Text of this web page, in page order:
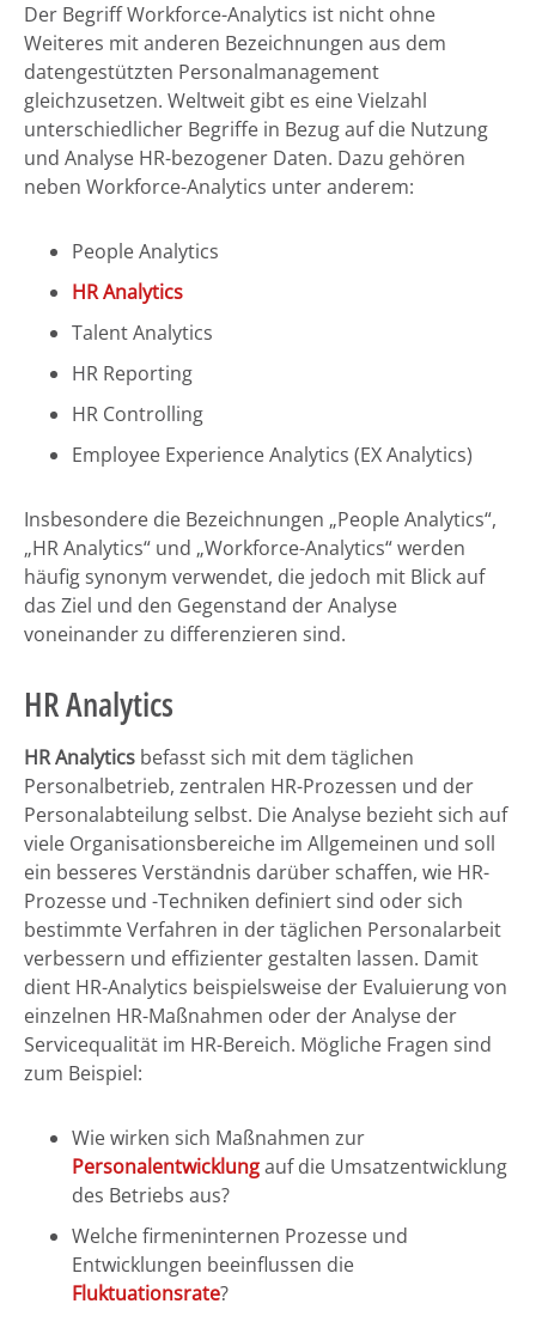
Der Begriff Workforce-Analytics ist nicht ohne
Weiteres mit anderen Bezeichnungen aus dem
datengestützten Personalmanagement
gleichzusetzen. Weltweit gibt es eine Vielzahl
unterschiedlicher Begriffe in Bezug auf die Nutzung
und Analyse HR-bezogener Daten. Dazu gehören
neben Workforce-Analytics unter anderem:
People Analytics
HR Analytics
Talent Analytics
HR Reporting
HR Controlling
Employee Experience Analytics (EX Analytics)
Insbesondere die Bezeichnungen „People Analytics“,
„HR Analytics“ und „Workforce-Analytics“ werden
häufig synonym verwendet, die jedoch mit Blick auf
das Ziel und den Gegenstand der Analyse
voneinander zu differenzieren sind.
HR Analytics
HR Analytics befasst sich mit dem täglichen
Personalbetrieb, zentralen HR-Prozessen und der
Personalabteilung selbst. Die Analyse bezieht sich auf
viele Organisationsbereiche im Allgemeinen und soll
ein besseres Verständnis darüber schaffen, wie HR-
Prozesse und -Techniken definiert sind oder sich
bestimmte Verfahren in der täglichen Personalarbeit
verbessern und effizienter gestalten lassen. Damit
dient HR-Analytics beispielsweise der Evaluierung von
einzelnen HR-Maßnahmen oder der Analyse der
Servicequalität im HR-Bereich. Mögliche Fragen sind
zum Beispiel:
Wie wirken sich Maßnahmen zur
Personalentwicklungauf die Umsatzentwicklung
des Betriebs aus?
Welche firmeninternen Prozesse und
Entwicklungen beeinflussen die
Fluktuationsrate?